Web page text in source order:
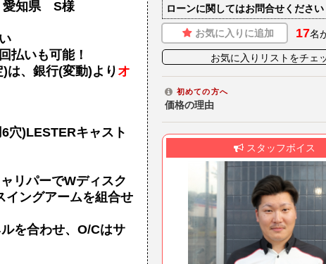
ローンに関してはお問合せください
お気に入りに追加 17名
お気に入りリストをチェ
初めての方へ
価格の理由
スタッフボイス
愛知県 S様
払いも可能！
)は、銀行(変動)よりオ
穴)LESTERキャスト
リパーでWディスク
イングアームを組合せ
を合わせ、O/Cはサ